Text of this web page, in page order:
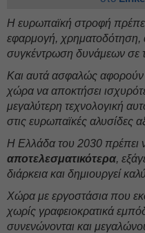
Η ευρωπαϊκή στροφή
εφαρμογή, χρηματοδότηση,
συγκέντρωση δυνάμεων σε
Και αυτά ασφαλώς αφορούν
χώρα να αποκτήσει
μεγαλύτερη τεχνολογική
στις ευρωπαϊκές αλυσίδες
Η Ελλάδα του 2030 πρέπει
αποτελεσματικότερα,
διάρκεια και δημιουργεί
Χώρα με εργοστάσια που
χωρίς γραφειοκρατικά
συνενώνονται και